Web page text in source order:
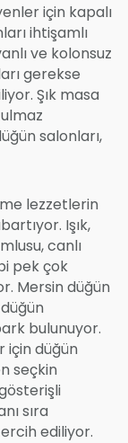
için kapalı
ihtişamlı
ve kolonsuz
gerekse
Şık masa
salonları,
lezzetlerin
Işık,
canlı
pek çok
Mersin düğün
bulunuyor.
için düğün
seçkin
sıra
ediliyor.